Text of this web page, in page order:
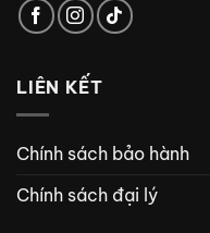
LIÊN KẾT
Chính sách bảo hành
Chính sách đại lý